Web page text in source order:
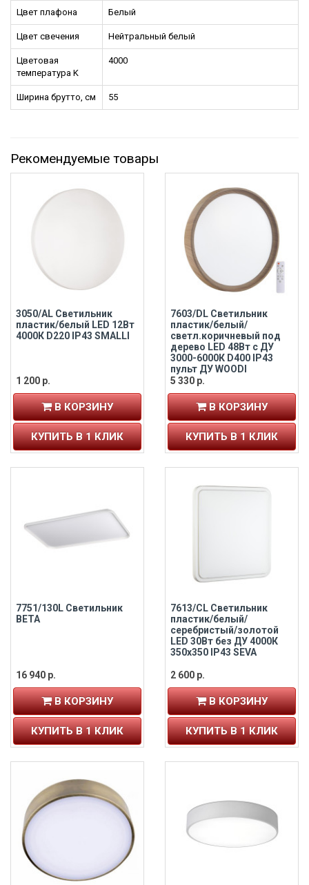
Цвет плафона Белый
Цвет свечения Нейтральный белый
Цветовая
температура K
4000
Ширина брутто, см 55
Рекомендуемые товары
3050/AL Светильник
пластик/белый LED 12Вт
4000К D220 IP43 SMALLI
1 200 р.
В КОРЗИНУ
КУПИТЬ В 1 КЛИК
7603/DL Светильник
пластик/белый/
светл.коричневый под
дерево LED 48Вт c ДУ
3000-6000К D400 IP43
пульт ДУ WOODI
5 330 р.
В КОРЗИНУ
КУПИТЬ В 1 КЛИК
7751/130L Светильник
BETA
16 940 р.
В КОРЗИНУ
КУПИТЬ В 1 КЛИК
7613/CL Светильник
пластик/белый/
серебристый/золотой
LED 30Вт без ДУ 4000К
350х350 IP43 SEVA
2 600 р.
В КОРЗИНУ
КУПИТЬ В 1 КЛИК